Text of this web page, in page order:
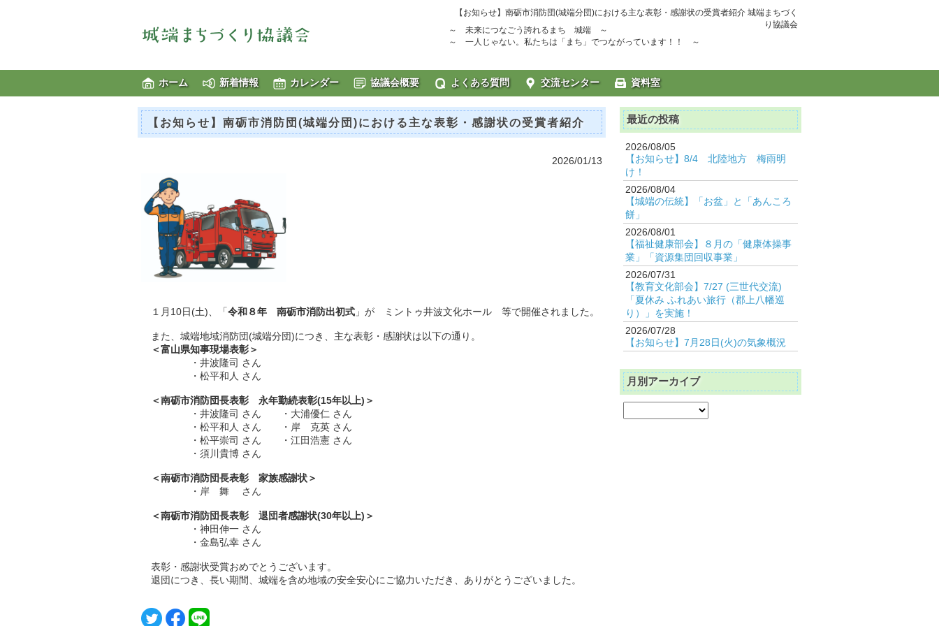
【お知らせ】南砺市消防団(城端分団)における主な表彰・感謝状の受賞者紹介 城端まちづく
り協議会
～ 未来につなごう誇れるまち 城端 ～
～ 一人じゃない。私たちは「まち」でつながっています！！ ～
ホーム 新着情報 カレンダー 協議会概要 よくある質問 交流センター 資料室
【お知らせ】南砺市消防団(城端分団)における主な表彰・感謝状の受賞者紹介
2026/01/13
１月10日(土)、「令和８年 南砺市消防出初式 」が ミントゥ井波文化ホール 等で開催されました。
また、城端地域消防団(城端分団)につき、主な表彰・感謝状は以下の通り。
＜富山県知事現場表彰＞
・井波隆司 さん
・松平和人 さん
＜南砺市消防団長表彰 永年勤続表彰(15年以上)＞
・井波隆司 さん ・大浦優仁 さん
・松平和人 さん ・岸 克英 さん
・松平崇司 さん ・江田浩憲 さん
・須川貴博 さん
＜南砺市消防団長表彰 家族感謝状＞
・岸 舞 さん
＜南砺市消防団長表彰 退団者感謝状(30年以上)＞
・神田伸一 さん
・金島弘幸 さん
表彰・感謝状受賞おめでとうございます。
退団につき、長い期間、城端を含め地域の安全安心にご協力いただき、ありがとうございました。
最近の投稿
2026/08/05
【お知らせ】8/4 北陸地方 梅雨明
け！
2026/08/04
【城端の伝統】「お盆」と「あんころ
餅」
2026/08/01
【福祉健康部会】８月の「健康体操事
業」「資源集団回収事業」
2026/07/31
【教育文化部会】7/27 (三世代交流)
「夏休み ふれあい旅行（郡上八幡巡
り）」を実施！
2026/07/28
【お知らせ】7月28日(火)の気象概況
月別アーカイブ